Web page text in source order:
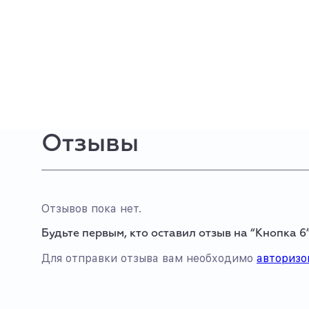
Отзывы
Отзывов пока нет.
Будьте первым, кто оставил отзыв на “Кнопка
Для отправки отзыва вам необходимо